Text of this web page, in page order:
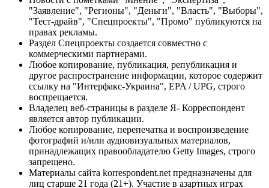
"Заявление", "Регионы", "Деньги", "Власть", "Выборы",
"Тест-драйв", "Спецпроекты", "Промо" публикуются на
правах рекламы.
Раздел Спецпроекты создается совместно с
коммерческими партнерами.
Любое копирование, публикация, републикация и
другое распространение информации, которое содержит
ссылку на "Интерфакс-Украина", EPA / UPG, строго
воспрещается.
Владелец веб-страницы в разделе Я- Корреспондент
является автор публикации.
Любое копирование, перепечатка и воспроизведение
фотографий и/или аудиовизуальных материалов,
принадлежащих правообладателю Getty Images, строго
запрещено.
Материалы сайта korrespondent.net предназначены для
лиц старше 21 года (21+). Участие в азартных играх